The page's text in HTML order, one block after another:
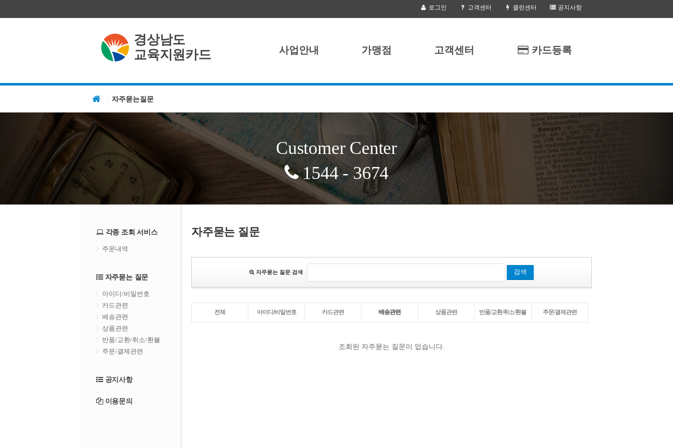
로그인 고객센터 클린센터 공지사항
경상남도
교육지원카드
사업안내 가맹점 고객센터 카드등록
자주묻는질문
Customer Center
1544 - 3674
각종 조회 서비스
주문내역
자주묻는 질문
아이디/비밀번호
카드관련
배송관련
상품관련
반품/교환/취소/환불
주문/결제관련
공지사항
이용문의
자주묻는 질문
자주묻는 질문 검색 검색
전체 아이디/비밀번호 카드관련 배송관련 상품관련 반품/교환/취소/환불 주문/결제관련
조회된 자주묻는 질문이 없습니다.